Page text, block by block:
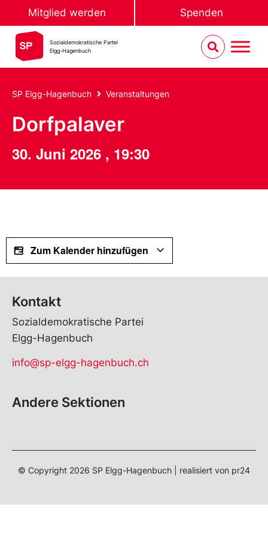
Mitglied werden Spenden
Sozialdemokratische Partei
Elgg-Hagenbuch
SP Elgg-Hagenbuch Veranstaltungen
Dorfpalaver
30. Juni 2026 , 19:30
Zum Kalender hinzufügen
Kontakt
Sozialdemokratische Partei
Elgg-Hagenbuch
info@sp-elgg-hagenbuch.ch
Andere Sektionen
© Copyright 2026 SP Elgg-Hagenbuch | realisiert von pr24